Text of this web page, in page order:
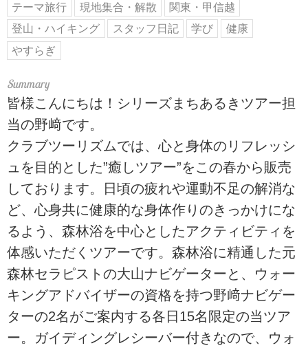
テーマ旅行 現地集合・解散
関東・甲信越
登山・ハイキング
スタッフ日記 学び
健康
やすらぎ
皆様こんにちは！シリーズまちあるきツアー担
当の野﨑です。
クラブツーリズムでは、心と身体のリフレッシ
ュを目的とした”癒しツアー”をこの春から販売
しております。日頃の疲れや運動不足の解消な
ど、心身共に健康的な身体作りのきっかけにな
るよう、森林浴を中心としたアクティビティを
体感いただくツアーです。森林浴に精通した元
森林セラピストの大山ナビゲーターと、ウォー
キングアドバイザーの資格を持つ野﨑ナビゲー
ターの2名がご案内する各日15名限定の当ツア
ー。ガイディングレシーバー付きなので、ウォ